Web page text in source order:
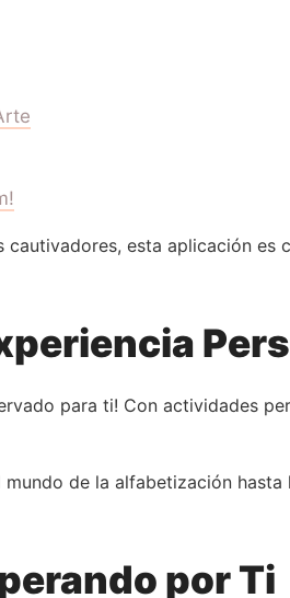
esta aplicación es
para ti! Con actividades
de la alfabetización
por Ti